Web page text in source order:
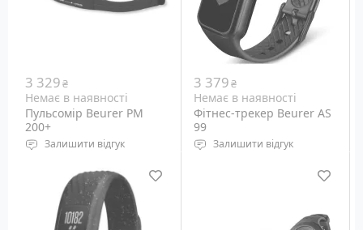
3 329₴
Немає в наявності
Пульсомір Beurer PM
200+
Залишити відгук
Функції: вимірювання
частоти серцевих
скорочень, GPS-навігація
Сумісність: смартфони
3 379₴
Немає в наявності
Фітнес-трекер Beurer AS
99
Залишити відгук
підключення: Bluetooth